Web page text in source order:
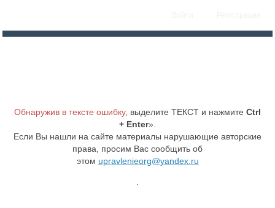
Обнаружив в тексте ошибку, выделите ТЕКСТ и нажмите Ctrl
+ Enter».
Если Вы нашли на сайте материалы нарушающие авторские
права, просим Вас сообщить об
этом upravlenieorg@yandex.ru